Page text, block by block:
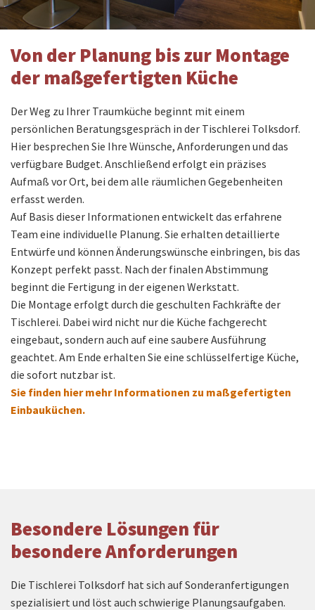
Von der Planung bis zur Montage
der maßgefertigten Küche
Der Weg zu Ihrer Traumküche beginnt mit einem
persönlichen Beratungsgespräch in der Tischlerei Tolksdorf.
Hier besprechen Sie Ihre Wünsche, Anforderungen und das
verfügbare Budget. Anschließend erfolgt ein präzises
Aufmaß vor Ort, bei dem alle räumlichen Gegebenheiten
erfasst werden.
Auf Basis dieser Informationen entwickelt das erfahrene
Team eine individuelle Planung. Sie erhalten detaillierte
Entwürfe und können Änderungswünsche einbringen, bis das
Konzept perfekt passt. Nach der finalen Abstimmung
beginnt die Fertigung in der eigenen Werkstatt.
Die Montage erfolgt durch die geschulten Fachkräfte der
Tischlerei. Dabei wird nicht nur die Küche fachgerecht
eingebaut, sondern auch auf eine saubere Ausführung
geachtet. Am Ende erhalten Sie eine schlüsselfertige Küche,
die sofort nutzbar ist.
Sie finden hier mehr Informationen zu maßgefertigten
Einbauküchen.
Besondere Lösungen für
besondere Anforderungen
Die Tischlerei Tolksdorf hat sich auf Sonderanfertigungen
spezialisiert und löst auch schwierige Planungsaufgaben.